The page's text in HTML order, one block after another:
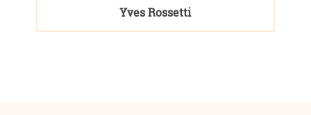
Yves Rossetti